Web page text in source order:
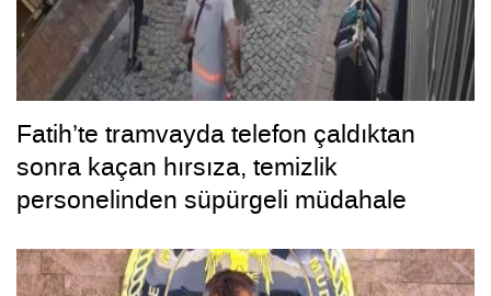
Fatih’te tramvayda telefon çaldıktan
sonra kaçan hırsıza, temizlik
personelinden süpürgeli müdahale